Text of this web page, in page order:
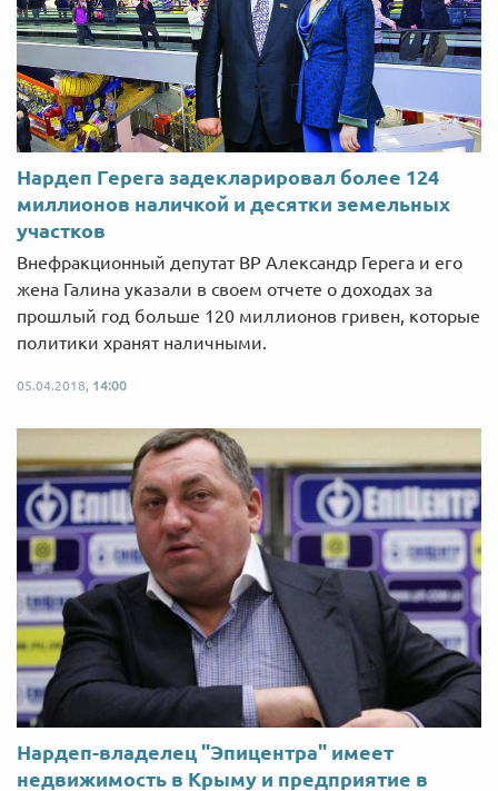
Нардеп Герега задекларировал более 124
миллионов наличкой и десятки земельных
участков
Внефракционный депутат ВР Александр Герега и его
жена Галина указали в своем отчете о доходах за
прошлый год больше 120 миллионов гривен, которые
политики хранят наличными.
05.04.2018, 14:00
Нардеп-владелец "Эпицентра" имеет
недвижимость в Крыму и предприятие в